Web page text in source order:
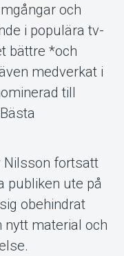
och
i populära tv-
bättre *och
medverkat i
till
Nilsson fortsatt
publiken ute på
obehindrat
material och